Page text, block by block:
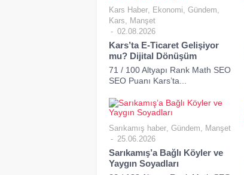
Kars Haber, Ekonomi, Gündem,
Kars, Manşet
02.08.2026
Kars’ta E-Ticaret Gelişiyor
mu? Dijital Dönüşüm
71 / 100 Altyapı Rank Math SEO
SEO Puanı Kars’ta...
Sarıkamış haber, Gündem, Manşet
25.06.2026
Sarıkamış’a Bağlı Köyler ve
Yaygın Soyadları